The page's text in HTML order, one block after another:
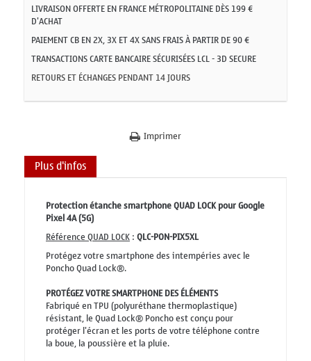
LIVRAISON OFFERTE EN FRANCE MÉTROPOLITAINE DÈS 199 €
D'ACHAT
PAIEMENT CB EN 2X, 3X ET 4X SANS FRAIS À PARTIR DE 90 €
TRANSACTIONS CARTE BANCAIRE SÉCURISÉES LCL - 3D SECURE
RETOURS ET ÉCHANGES PENDANT 14 JOURS
Imprimer
Plus d'infos
Protection étanche smartphone QUAD LOCK pour Google
Pixel 4A (5G)
Référence QUAD LOCK:QLC-PON-PIX5XL
Protégez votre smartphone des intempéries avec le
Poncho Quad Lock®.
PROTÉGEZ VOTRE SMARTPHONE DES ÉLÉMENTS
Fabriqué en TPU (polyuréthane thermoplastique)
résistant, le Quad Lock® Poncho est conçu pour
protéger l'écran et les ports de votre téléphone contre
la boue, la poussière et la pluie.